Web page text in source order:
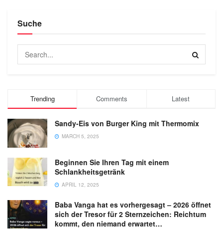
Suche
Trending Comments Latest
Sandy-Eis von Burger King mit Thermomix
MARCH 5, 2025
Beginnen Sie Ihren Tag mit einem
Schlankheitsgetränk
APRIL 12, 2025
Baba Vanga hat es vorhergesagt – 2026 öffnet
sich der Tresor für 2 Sternzeichen: Reichtum
kommt, den niemand erwartet…